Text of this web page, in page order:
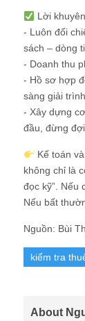
Lời
- Luôn đối
sách – dòng
- Doanh thu
- Hồ sơ hợp
sàng giải trình.
- Xây dựng
đầu, đừng
Kế toán
không chỉ là
đọc kỹ”. Nếu
Nếu bất
Nguồn: Bùi
kiểm tra
About